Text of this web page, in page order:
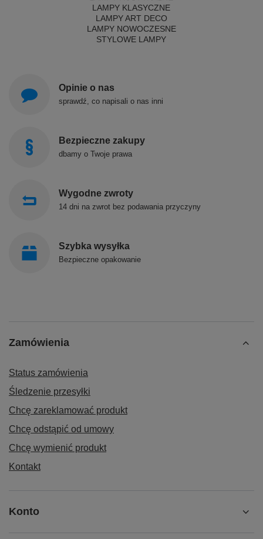
LAMPY KLASYCZNE
LAMPY ART DECO
LAMPY NOWOCZESNE
STYLOWE LAMPY
Opinie o nas
sprawdź, co napisali o nas inni
Bezpieczne zakupy
dbamy o Twoje prawa
Wygodne zwroty
14 dni na zwrot bez podawania przyczyny
Szybka wysyłka
Bezpieczne opakowanie
Zamówienia
Status zamówienia
Śledzenie przesyłki
Chcę zareklamować produkt
Chcę odstąpić od umowy
Chcę wymienić produkt
Kontakt
Konto